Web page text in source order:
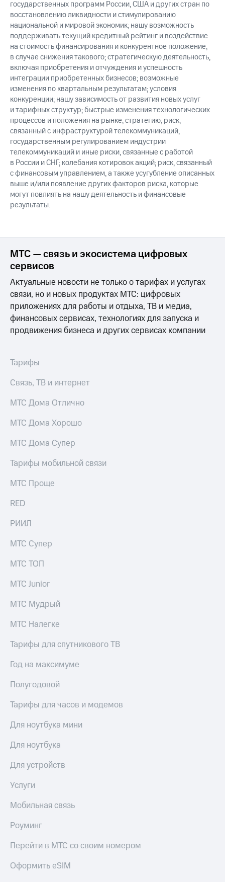
государственных программ России, США и других стран по
восстановлению ликвидности и стимулированию
национальной и мировой экономик; нашу возможность
поддерживать текущий кредитный рейтинг и воздействие
на стоимость финансирования и конкурентное положение,
в случае снижения такового; стратегическую деятельность,
включая приобретения и отчуждения и успешность
интеграции приобретенных бизнесов; возможные
изменения по квартальным результатам; условия
конкуренции; нашу зависимость от развития новых услуг
и тарифных структур; быстрые изменения технологических
процессов и положения на рынке; стратегию; риск,
связанный с инфраструктурой телекоммуникаций,
государственным регулированием индустрии
телекоммуникаций и иные риски, связанные с работой
в России и СНГ; колебания котировок акций; риск, связанный
с финансовым управлением, а также усугубление описанных
выше и/или появление других факторов риска, которые
могут повлиять на нашу деятельность и финансовые
результаты.
МТС — связь и экосистема цифровых
сервисов
Актуальные новости не только о тарифах и услугах
связи, но и новых продуктах МТС: цифровых
приложениях для работы и отдыха, ТВ и медиа,
финансовых сервисах, технологиях для запуска и
продвижения бизнеса и других сервисах компании
Тарифы
Связь, ТВ и интернет
МТС Дома Отлично
МТС Дома Хорошо
МТС Дома Супер
Тарифы мобильной связи
МТС Проще
RED
РИИЛ
МТС Супер
МТС ТОП
МТС Junior
МТС Мудрый
МТС Налегке
Тарифы для спутникового ТВ
Год на максимуме
Полугодовой
Тарифы для часов и модемов
Для ноутбука мини
Для ноутбука
Для устройств
Услуги
Мобильная связь
Роуминг
Перейти в МТС со своим номером
Оформить eSIM